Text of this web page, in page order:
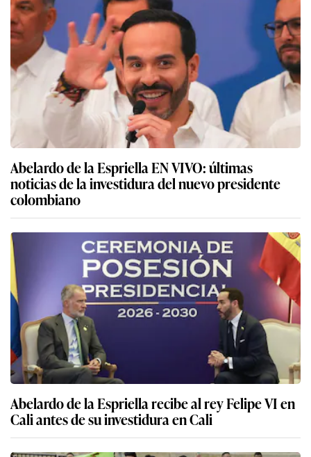
Abelardo de la Espriella EN VIVO: últimas
noticias de la investidura del nuevo presidente
colombiano
Abelardo de la Espriella recibe al rey Felipe VI en
Cali antes de su investidura en Cali